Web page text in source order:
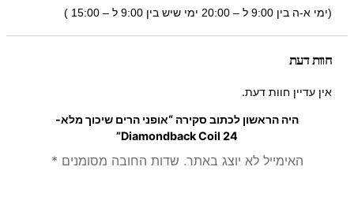
(ימי א-ה בין 9:00 ל – 20:00 ימי שיש בין 9:00 ל – 15:00 )
חוות דעת
אין עדיין חוות דעת.
היה הראשון לכתוב סקירה “אופני הרים שיכוך מלא-
Diamondback Coil 24”
האימייל לא יוצג באתר. שדות החובה מסומנים *